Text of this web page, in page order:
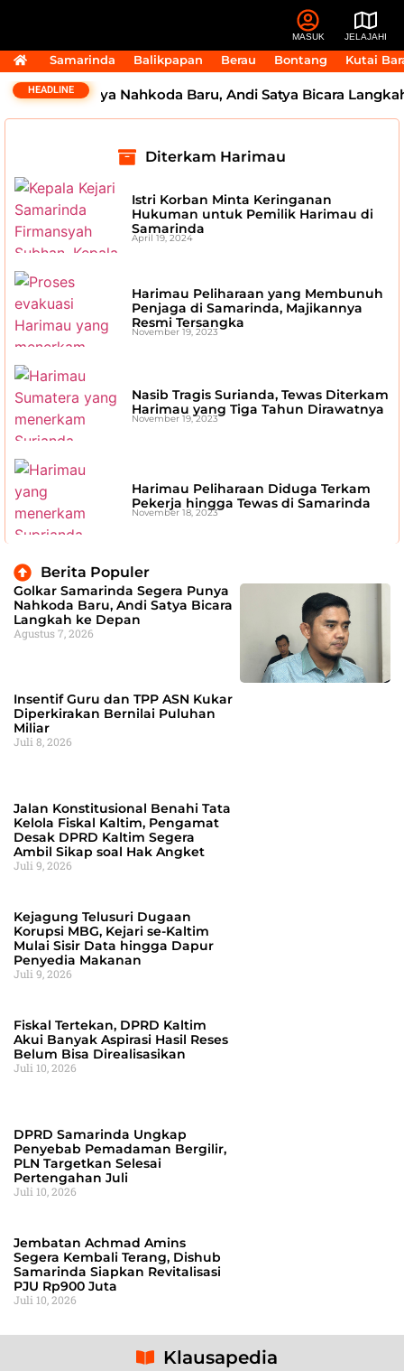
MASUK JELAJAHI
Samarinda Balikpapan Berau Bontang Kutai
HEADLINE
Segera Punya Nahkoda Baru, Andi Satya Bicara
Diterkam Harimau
Istri Korban Minta Keringanan
Hukuman untuk Pemilik Harimau di
Samarinda
April 19, 2024
Harimau Peliharaan yang Membunuh
Penjaga di Samarinda, Majikannya
Resmi Tersangka
November 19, 2023
Nasib Tragis Surianda, Tewas Diterkam
Harimau yang Tiga Tahun Dirawatnya
November 19, 2023
Harimau Peliharaan Diduga Terkam
Pekerja hingga Tewas di Samarinda
November 18, 2023
Berita Populer
Golkar Samarinda Segera Punya
Nahkoda Baru, Andi Satya Bicara
Langkah ke Depan
Agustus 7, 2026
Insentif Guru dan TPP ASN Kukar
Diperkirakan Bernilai Puluhan
Miliar
Juli 8, 2026
Jalan Konstitusional Benahi Tata
Kelola Fiskal Kaltim, Pengamat
Desak DPRD Kaltim Segera
Ambil Sikap soal Hak Angket
Juli 9, 2026
Kejagung Telusuri Dugaan
Korupsi MBG, Kejari se-Kaltim
Mulai Sisir Data hingga Dapur
Penyedia Makanan
Juli 9, 2026
Fiskal Tertekan, DPRD Kaltim
Akui Banyak Aspirasi Hasil Reses
Belum Bisa Direalisasikan
Juli 10, 2026
DPRD Samarinda Ungkap
Penyebab Pemadaman Bergilir,
PLN Targetkan Selesai
Pertengahan Juli
Juli 10, 2026
Jembatan Achmad Amins
Segera Kembali Terang, Dishub
Samarinda Siapkan Revitalisasi
PJU Rp900 Juta
Juli 10, 2026
Klausapedia